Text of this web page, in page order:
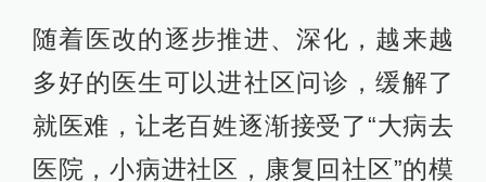
随着医改的逐步推进、深化，越来越
多好的医生可以进社区问诊，缓解了
就医难，让老百姓逐渐接受了“大病去
医院，小病进社区，康复回社区”的模